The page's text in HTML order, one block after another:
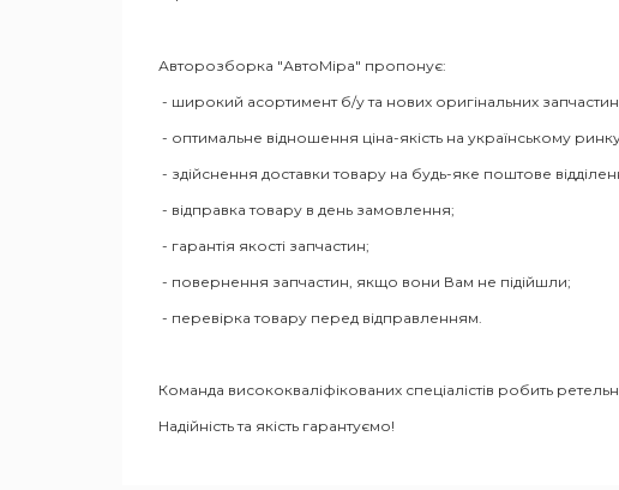
Авторозборка "АвтоМіра" пропонує:
- широкий асортимент б/у та нових оригінальних
- оптимальне відношення ціна-якість на українському
- здійснення доставки товару на будь-яке поштове
- відправка товару в день замовлення;
- гарантія якості запчастин;
- повернення запчастин, якщо вони Вам не підійшли;
- перевірка товару перед відправленням.
Команда висококваліфікованих спеціалістів робить
Надійність та якість гарантуємо!